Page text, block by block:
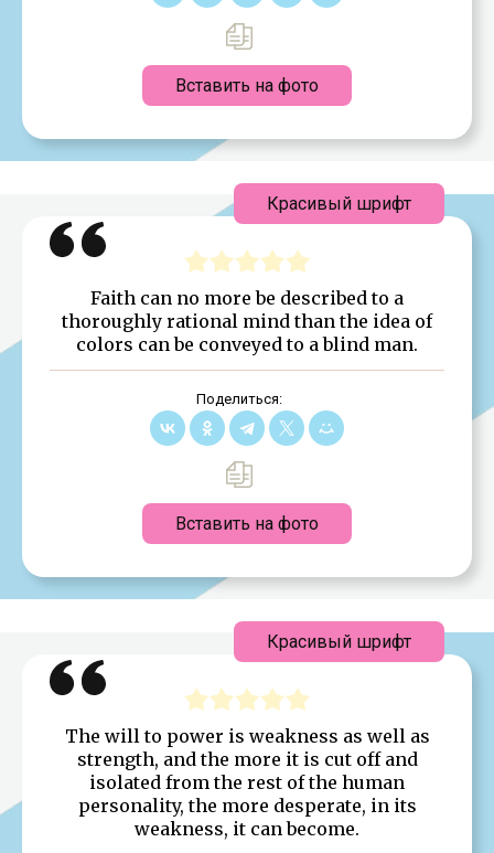
Вставить на фото
Faith can no more be described to a
thoroughly rational mind than the idea of
colors can be conveyed to a blind man.
Поделиться:
Вставить на фото
Красивый шрифт
The will to power is weakness as well as
strength, and the more it is cut off and
isolated from the rest of the human
personality, the more desperate, in its
weakness, it can become.
Красивый шрифт